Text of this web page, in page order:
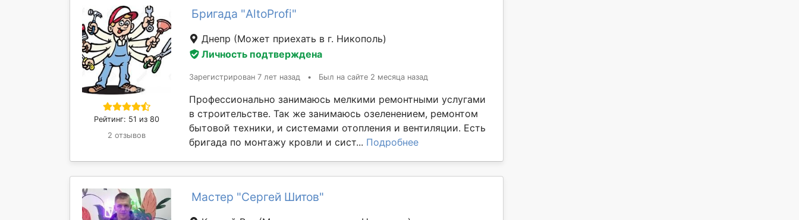
Рейтинг: 51 из 80
2 отзывов
Бригада "AltoProfi"
Днепр (Может приехать в г. Никополь)
Личность подтверждена
Зарегистрирован 7 лет назад • Был на сайте 2 месяца назад
Профессионально занимаюсь мелкими ремонтными услугами
в строительстве. Так же занимаюсь озеленением, ремонтом
бытовой техники, и системами отопления и вентиляции. Есть
бригада по монтажу кровли и сист... Подробнее
Мастер "Сергей Шитов"